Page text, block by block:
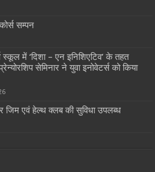
सम्पन
स्कूल में ‘दिशा – एन इनिशिएटिव’ के तहत
सेमिनार ने युवा इनोवेटर्स को किया
जिम एवं हेल्थ क्लब की सुविधा उपलब्ध